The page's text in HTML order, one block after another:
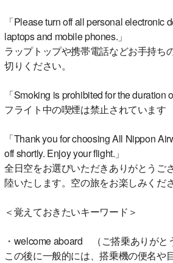
「Please turn off all personal electronic
laptops and mobile phones.」
ラップトップや携帯電話などお手持ち
切りください。
「Smoking is prohibited for the duration
フライト中の喫煙は禁止されています
「Thank you for choosing All Nippon
off shortly. Enjoy your flight.」
全日空をお選びいただきありがとうご
陸いたします。空の旅をお楽しみくださ
＜覚えておきたいキーワード＞
・welcome aboard （ご搭乗ありがと
この後に一般的には、搭乗機の便名や